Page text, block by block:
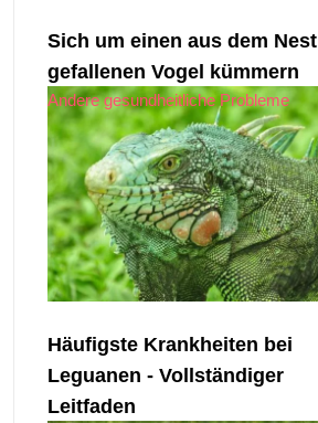
Sich um einen aus dem Nest
gefallenen Vogel kümmern
Andere gesundheitliche Probleme
Häufigste Krankheiten bei
Leguanen - Vollständiger
Leitfaden